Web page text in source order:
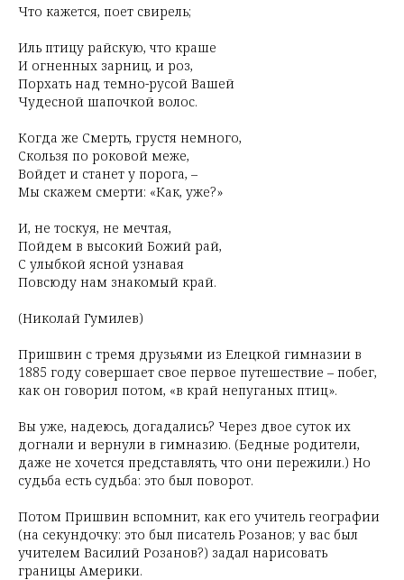
Что кажется, поет свирель;
Иль птицу райскую, что краше
И огненных зарниц, и роз,
Порхать над темно-русой Вашей
Чудесной шапочкой волос.
Когда же Смерть, грустя немного,
Скользя по роковой меже,
Войдет и станет у порога, –
Мы скажем смерти: «Как, уже?»
И, не тоскуя, не мечтая,
Пойдем в высокий Божий рай,
С улыбкой ясной узнавая
Повсюду нам знакомый край.
(Николай Гумилев)
Пришвин с тремя друзьями из Елецкой гимназии в
1885 году совершает свое первое путешествие – побег,
как он говорил потом, «в край непуганых птиц».
Вы уже, надеюсь, догадались? Через двое суток их
догнали и вернули в гимназию. (Бедные родители,
даже не хочется представлять, что они пережили.) Но
судьба есть судьба: это был поворот.
Потом Пришвин вспомнит, как его учитель географии
(на секундочку: это был писатель Розанов; у вас был
учителем Василий Розанов?) задал нарисовать
границы Америки.